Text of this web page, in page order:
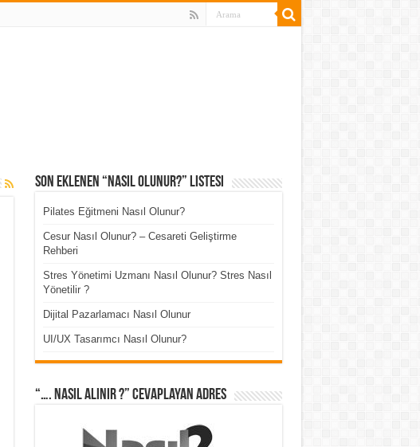
Son Eklenen “Nasıl Olunur?” Listesi
Pilates Eğitmeni Nasıl Olunur?
Cesur Nasıl Olunur? – Cesareti Geliştirme
Rehberi
Stres Yönetimi Uzmanı Nasıl Olunur? Stres Nasıl
Yönetilir ?
Dijital Pazarlamacı Nasıl Olunur
UI/UX Tasarımcı Nasıl Olunur?
“…. Nasıl Alınır ?” cevaplayan adres